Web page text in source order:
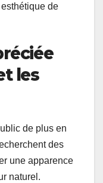
de
les
de plus en
des
une apparence
naturel.